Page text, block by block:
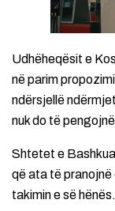
Udhëheqësit e
në parim
ndërsjellë
nuk do të
Shtetet e
që ata të pranojnë
takimin e së hënës.